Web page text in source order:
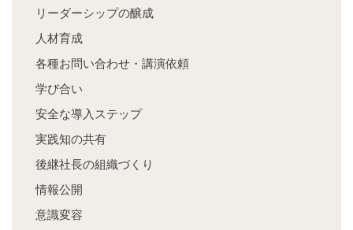
リーダーシップの醸成
人材育成
各種お問い合わせ・講演依頼
学び合い
安全な導入ステップ
実践知の共有
後継社長の組織づくり
情報公開
意識変容